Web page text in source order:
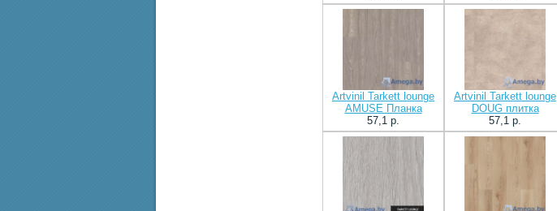
Artvinil Tarkett lounge
AMUSE Планка
57,1 p.
Artvinil Tarkett lounge
DOUG плитка
57,1 p.